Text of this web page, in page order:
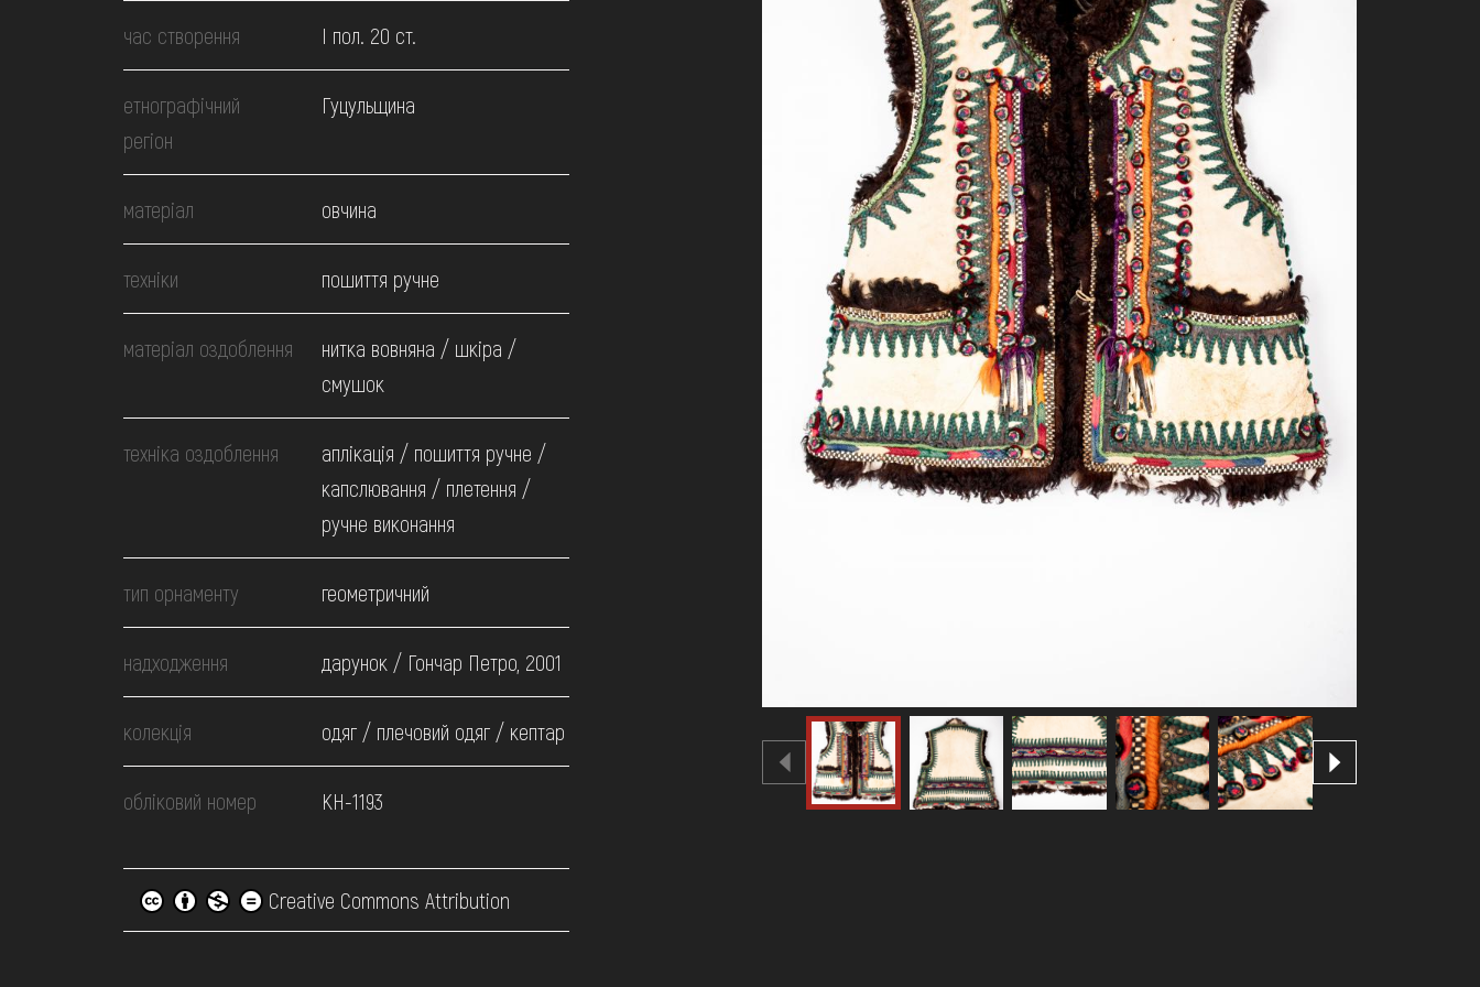
ВІДВІДАТИ
НАВЧИТИСЯ
ПОСЛУГИ
час створення І пол. 20 ст.
етнографічний
регіон
Гуцульщина
матеріал овчина
техніки пошиття ручне
матеріал оздоблення
нитка вовняна / шкіра /
смушок
техніка оздоблення
аплікація / пошиття ручне /
капслювання / плетення /
ручне виконання
тип орнаменту геометричний
надходження дарунок / Гончар Петро, 2001
колекція одяг / плечовий одяг / кептар
обліковий номер КН-1193
Creative Commons Attribution